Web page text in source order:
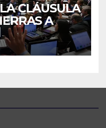
CLÁUSULA
A
SALVAR